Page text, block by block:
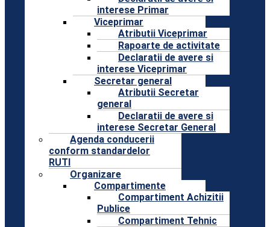
interese Primar
Viceprimar
Atributii Viceprimar
Rapoarte de activitate
Declaratii de avere si
interese Viceprimar
Secretar general
Atributii Secretar
general
Declaratii de avere si
interese Secretar General
Agenda conducerii
conform standardelor
RUTI
Organizare
Compartimente
Compartiment Achizitii
Publice
Compartiment Tehnic